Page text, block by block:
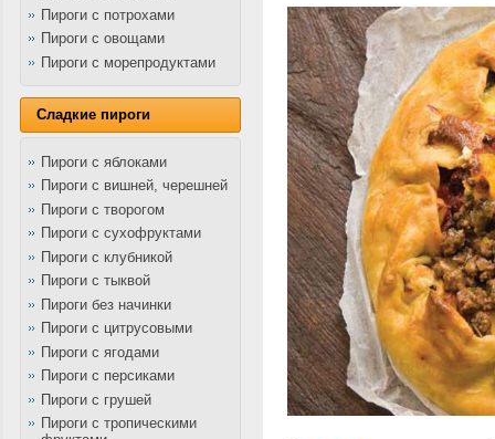
Пироги с потрохами
Пироги с овощами
Пироги с морепродуктами
Сладкие пироги
Пироги с яблоками
Пироги с вишней, черешней
Пироги с творогом
Пироги с сухофруктами
Пироги с клубникой
Пироги с тыквой
Пироги без начинки
Пироги с цитрусовыми
Пироги с ягодами
Пироги с персиками
Пироги с грушей
Пироги с тропическими